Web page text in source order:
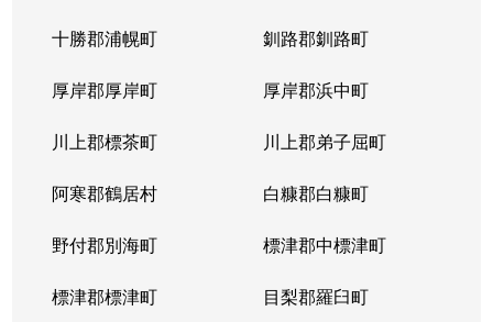
十勝郡浦幌町 釧路郡釧路町
厚岸郡厚岸町 厚岸郡浜中町
川上郡標茶町 川上郡弟子屈町
阿寒郡鶴居村 白糠郡白糠町
野付郡別海町 標津郡中標津町
標津郡標津町 目梨郡羅臼町